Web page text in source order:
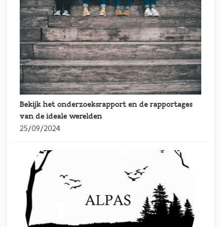
Bekijk het onderzoeksrapport en de rapportages
van de ideale werelden
25/09/2024